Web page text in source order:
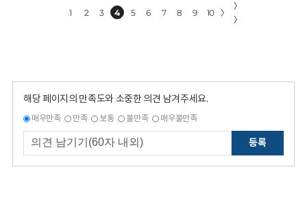
1 2 3 4 5 6 7 8 9 10 〉
〉
〉
해당 페이지의 만족도와 소중한 의견 남겨주세요.
매우만족 만족 보통 불만족 매우불만족
등록